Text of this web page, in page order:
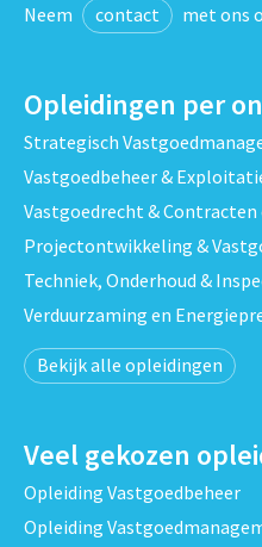
Neem contact met ons
Opleidingen per
Strategisch
Vastgoedbeheer &
Vastgoedrecht &
Projectontwikkeling &
Techniek, Onderhoud &
Verduurzaming en
Bekijk alle opleidingen
Veel gekozen
Opleiding Vastgoedbeheer
Opleiding